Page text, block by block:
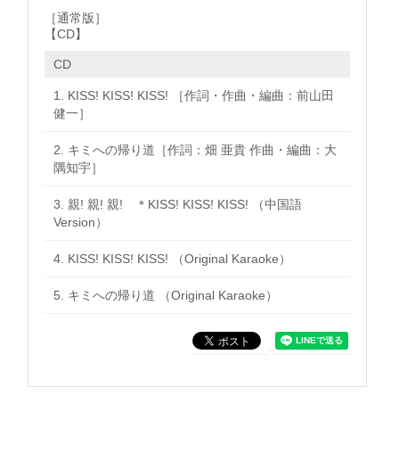
［通常版］
【CD】
CD
1.
KISS! KISS! KISS! ［作詞・作曲・編曲：前山田
健一］
2.
キミへの帰り道［作詞：畑 亜貴 作曲・編曲：大
隅知宇］
3.
親! 親! 親! ＊KISS! KISS! KISS! （中国語
Version）
4. KISS! KISS! KISS! （Original Karaoke）
5. キミへの帰り道 （Original Karaoke）